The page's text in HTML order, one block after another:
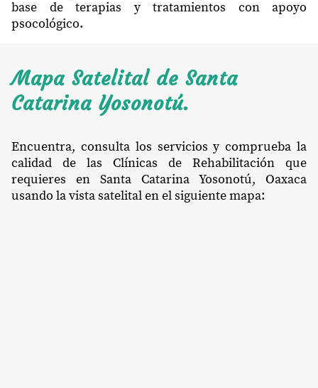
base de terapias y tratamientos con apoyo
psocológico.
Mapa Satelital de Santa
Catarina Yosonotú.
Encuentra, consulta los servicios y comprueba la
calidad de las Clínicas de Rehabilitación que
requieres en Santa Catarina Yosonotú, Oaxaca
usando la vista satelital en el siguiente mapa: